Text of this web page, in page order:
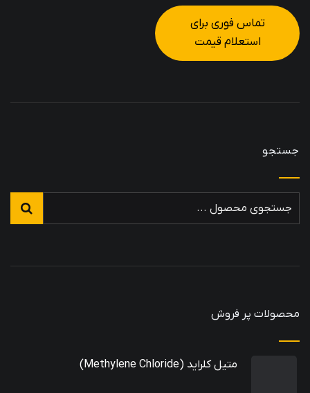
تماس فوری برای
استعلام قیمت
جستجو
محصولات پر فروش
متیل کلراید (Methylene Chloride)